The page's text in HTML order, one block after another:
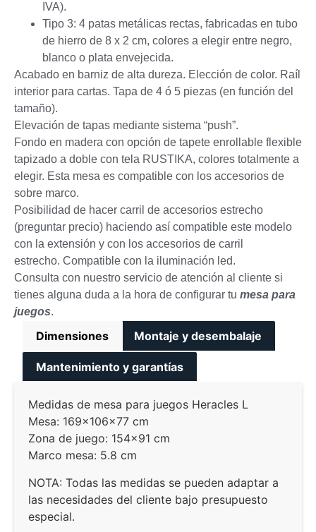
IVA).
Tipo 3: 4 patas metálicas rectas, fabricadas en tubo
de hierro de 8 x 2 cm, colores a elegir entre negro,
blanco o plata envejecida.
Acabado en barniz de alta dureza. Elección de color. Raíl
interior para cartas. Tapa de 4 ó 5 piezas (en función del
tamaño).
Elevación de tapas mediante sistema “push”.
Fondo en madera con opción de tapete enrollable flexible
tapizado a doble con tela RUSTIKA, colores totalmente a
elegir. Esta mesa es compatible con los accesorios de
sobre marco.
Posibilidad de hacer carril de accesorios estrecho
(preguntar precio) haciendo así compatible este modelo
con la extensión y con los accesorios de carril
estrecho. Compatible con la iluminación led.
Consulta con nuestro servicio de atención al cliente si
tienes alguna duda a la hora de configurar tu mesa para
juegos.
Dimensiones Montaje y desembalaje
Mantenimiento y garantías
Medidas de mesa para juegos Heracles L
Mesa: 169x106x77 cm
Zona de juego: 154×91 cm
Marco mesa: 5.8 cm
NOTA: Todas las medidas se pueden adaptar a
las necesidades del cliente bajo presupuesto
especial.